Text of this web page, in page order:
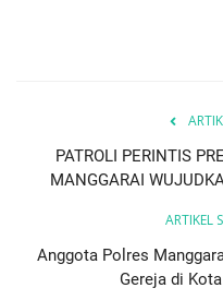
PATROLI PERINTIS
MANGGARAI
ARTIKEL
Anggota Polres
Gereja di